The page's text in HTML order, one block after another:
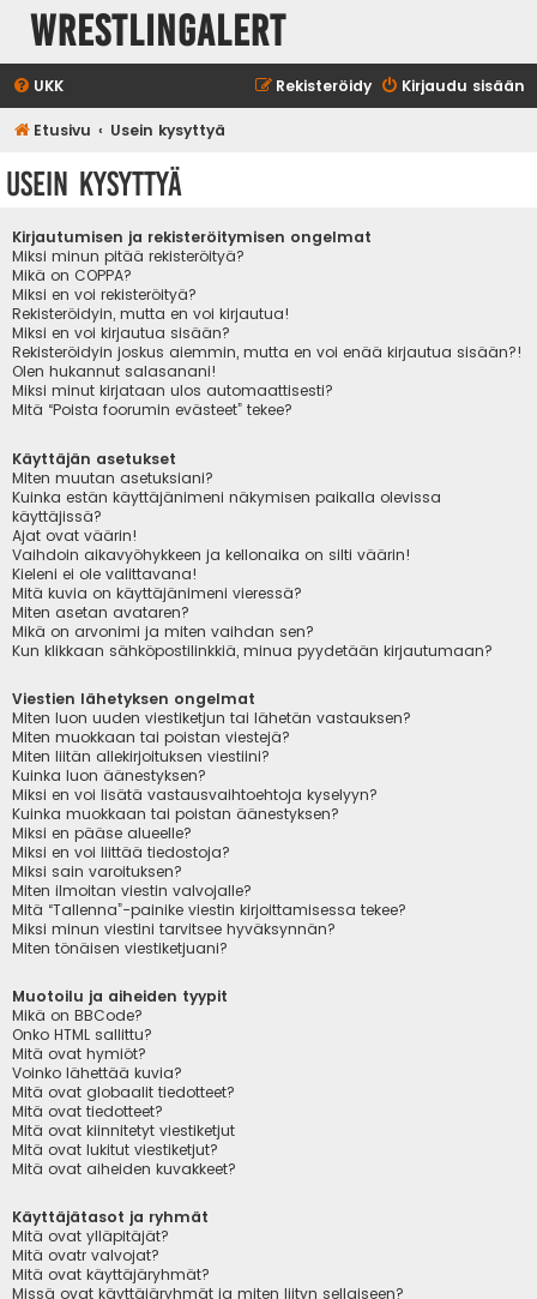
WrestlingAlert
UKK Kirjaudu sisään
Rekisteröidy
Etusivu Usein kysyttyä
Usein kysyttyä
Kirjautumisen ja rekisteröitymisen ongelmat
Miksi minun pitää rekisteröityä?
Mikä on COPPA?
Miksi en voi rekisteröityä?
Rekisteröidyin, mutta en voi kirjautua!
Miksi en voi kirjautua sisään?
Rekisteröidyin joskus aiemmin, mutta en voi enää kirjautua sisään?!
Olen hukannut salasanani!
Miksi minut kirjataan ulos automaattisesti?
Mitä “Poista foorumin evästeet” tekee?
Käyttäjän asetukset
Miten muutan asetuksiani?
Kuinka estän käyttäjänimeni näkymisen paikalla olevissa
käyttäjissä?
Ajat ovat väärin!
Vaihdoin aikavyöhykkeen ja kellonaika on silti väärin!
Kieleni ei ole valittavana!
Mitä kuvia on käyttäjänimeni vieressä?
Miten asetan avataren?
Mikä on arvonimi ja miten vaihdan sen?
Kun klikkaan sähköpostilinkkiä, minua pyydetään kirjautumaan?
Viestien lähetyksen ongelmat
Miten luon uuden viestiketjun tai lähetän vastauksen?
Miten muokkaan tai poistan viestejä?
Miten liitän allekirjoituksen viestiini?
Kuinka luon äänestyksen?
Miksi en voi lisätä vastausvaihtoehtoja kyselyyn?
Kuinka muokkaan tai poistan äänestyksen?
Miksi en pääse alueelle?
Miksi en voi liittää tiedostoja?
Miksi sain varoituksen?
Miten ilmoitan viestin valvojalle?
Mitä “Tallenna”-painike viestin kirjoittamisessa tekee?
Miksi minun viestini tarvitsee hyväksynnän?
Miten tönäisen viestiketjuani?
Muotoilu ja aiheiden tyypit
Mikä on BBCode?
Onko HTML sallittu?
Mitä ovat hymiöt?
Voinko lähettää kuvia?
Mitä ovat globaalit tiedotteet?
Mitä ovat tiedotteet?
Mitä ovat kiinnitetyt viestiketjut
Mitä ovat lukitut viestiketjut?
Mitä ovat aiheiden kuvakkeet?
Käyttäjätasot ja ryhmät
Mitä ovat ylläpitäjät?
Mitä ovatr valvojat?
Mitä ovat käyttäjäryhmät?
Missä ovat käyttäjäryhmät ja miten liityn sellaiseen?